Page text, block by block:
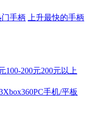
手柄 上升最快的手柄
100-200元200元以上
Xbox360PC手机/平板